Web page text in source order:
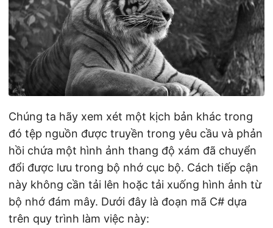
Chúng ta hãy xem xét một kịch bản khác trong
đó tệp nguồn được truyền trong yêu cầu và phản
hồi chứa một hình ảnh thang độ xám đã chuyển
đổi được lưu trong bộ nhớ cục bộ. Cách tiếp cận
này không cần tải lên hoặc tải xuống hình ảnh từ
bộ nhớ đám mây. Dưới đây là đoạn mã C# dựa
trên quy trình làm việc này: